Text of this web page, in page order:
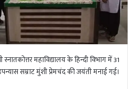
महाविद्यालय के हिन्दी विभाग में 31
सम्राट मुंशी प्रेमचंद की जयंती मनाई गई।